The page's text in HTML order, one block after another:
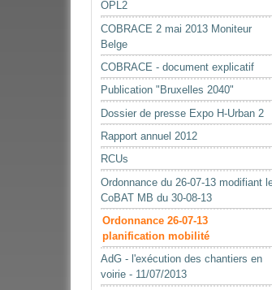
OPL2
COBRACE 2 mai 2013 Moniteur
Belge
COBRACE - document explicatif
Publication "Bruxelles 2040"
Dossier de presse Expo H-Urban 2
Rapport annuel 2012
RCUs
Ordonnance du 26-07-13 modifiant
CoBAT MB du 30-08-13
Ordonnance 26-07-13
planification mobilité
AdG - l'exécution des chantiers en
voirie - 11/07/2013